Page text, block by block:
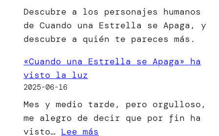
Descubre a los personajes humanos
de Cuando una Estrella se Apaga, y
descubre a quién te pareces más.
«Cuando una Estrella se Apaga» ha
visto la luz
2025-06-16
Mes y medio tarde, pero orgulloso,
me alegro de decir que por fin ha
visto… Lee más